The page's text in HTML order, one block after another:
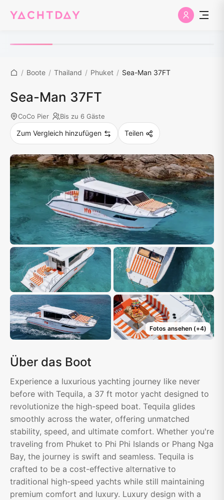
/ Boote / Thailand / Phuket / Sea-Man 37FT
Sea-Man 37FT
CoCo Pier Bis zu 6 Gäste
Zum Vergleich hinzufügen Teilen
Fotos ansehen(+4)
Über das Boot
Experience a luxurious yachting journey like never
before with Tequila, a 37 ft motor yacht designed to
revolutionize the high-speed boat. Tequila glides
smoothly across the water, offering unmatched
stability, speed, and ultimate comfort. Whether you're
traveling from Phuket to Phi Phi Islands or Phang Nga
Bay, the journey is swift and seamless. Tequila is
crafted to be a cost-effective alternative to
traditional high-speed yachts while still maintaining
premium comfort and luxury. Luxury design with a